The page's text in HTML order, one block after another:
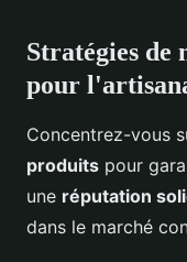
Stratégies de
pour
Concentrez-vous
produits pour
une réputation
dans le marché